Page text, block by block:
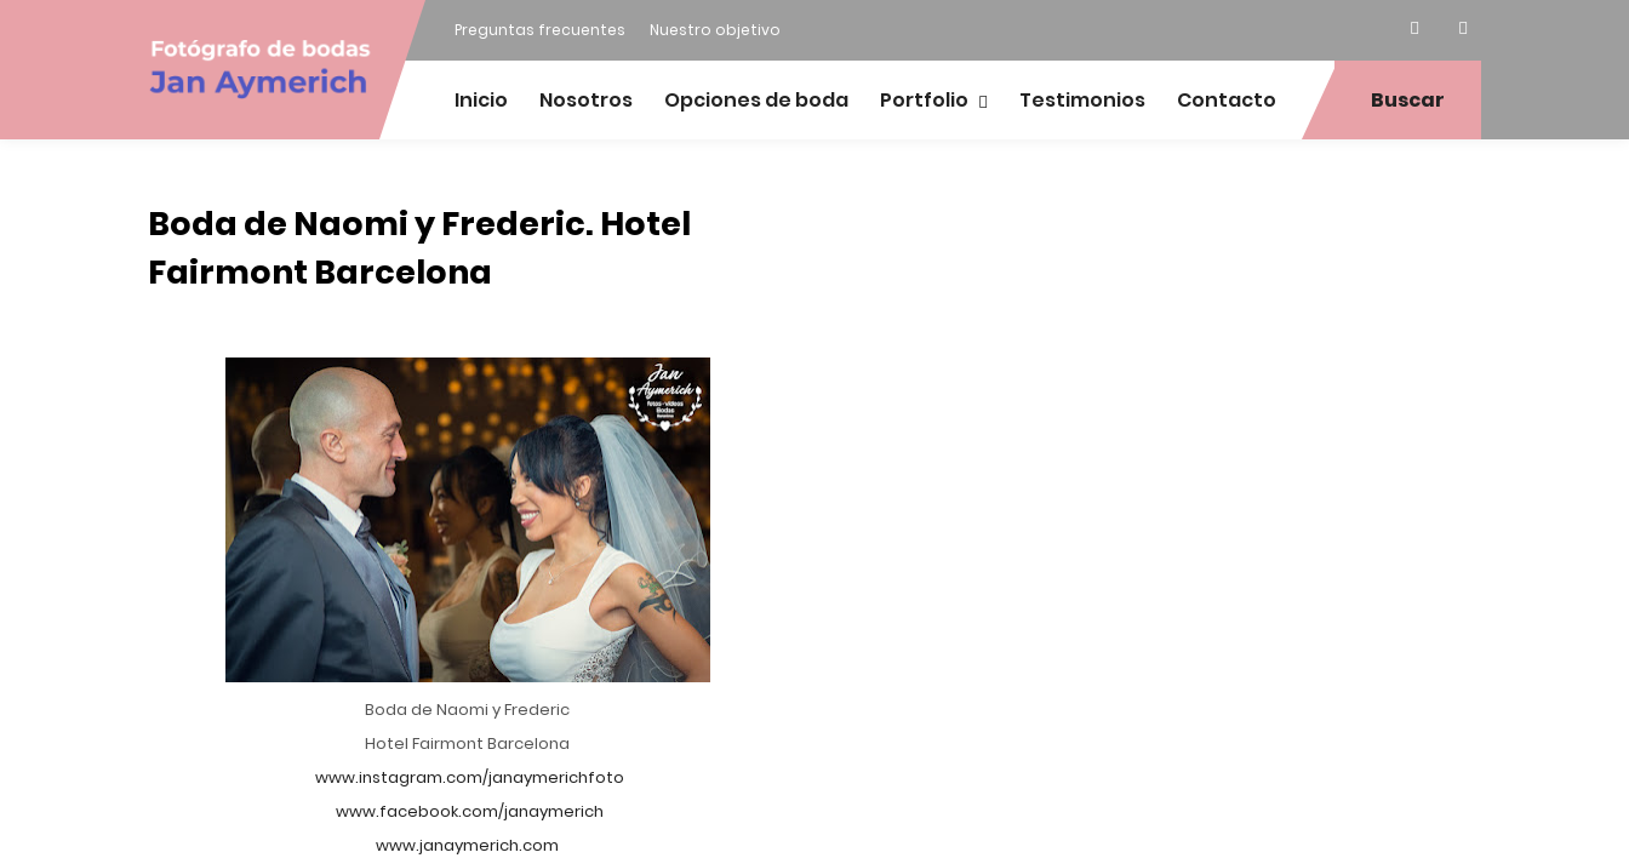
Preguntas frecuentes Nuestro objetivo
Inicio Nosotros Opciones de boda Portfolio Testimonios Contacto Buscar
Boda de Naomi y Frederic. Hotel
Fairmont Barcelona
Boda de Naomi y Frederic
Hotel Fairmont Barcelona
www.instagram.com/janaymerichfoto
www.facebook.com/janaymerich
www.janaymerich.com